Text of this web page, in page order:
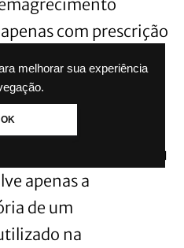
melhorar sua experiência
OK
com prescrição
profissional.
decisão
a Voy afirmou
apenas a
de um
na